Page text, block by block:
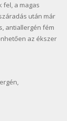
fel, a magas
után már
antiallergén fém
az ékszer